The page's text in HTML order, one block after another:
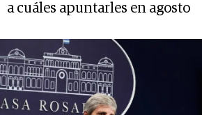
a cuáles apuntarles en agosto